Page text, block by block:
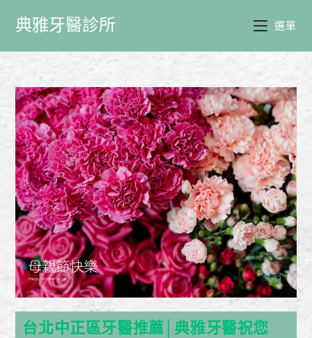
典雅牙醫診所 選單
台北中正區牙醫推薦│典雅牙醫祝您